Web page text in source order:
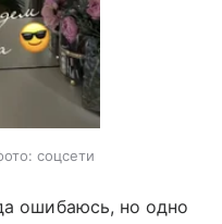
соцсети
ошибаюсь, но одно